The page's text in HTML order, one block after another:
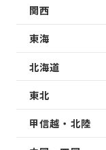
関西
東海
北海道
東北
甲信越・北陸